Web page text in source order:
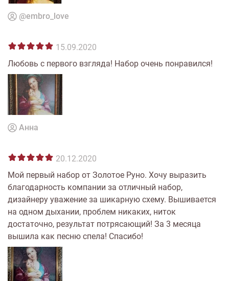
@embro_love
15.09.2020
Любовь с первого взгляда! Набор очень понравился!
Анна
20.12.2020
Мой первый набор от Золотое Руно. Хочу выразить
благодарность компании за отличный набор,
дизайнеру уважение за шикарную схему. Вышивается
на одном дыхании, проблем никаких, ниток
достаточно, результат потрясающий! За 3 месяца
вышила как песню спела! Спасибо!